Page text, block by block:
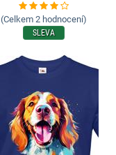
(Celkem 2 hodnocení)
SLEVA